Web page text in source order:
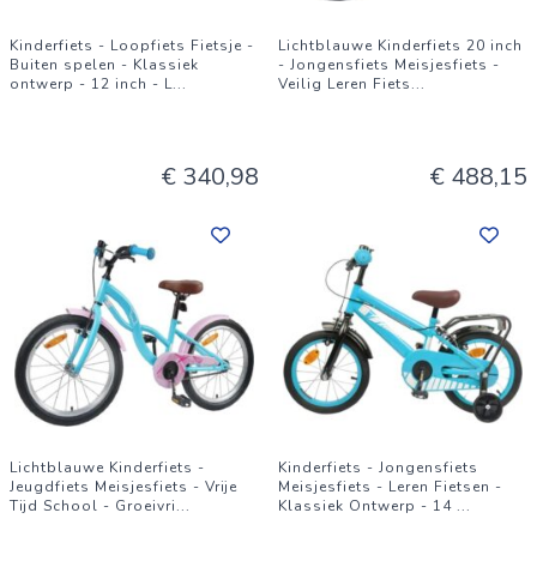
Kinderfiets - Loopfiets Fietsje -
Buiten spelen - Klassiek
ontwerp - 12 inch - L...
€ 340,98
Lichtblauwe Kinderfiets 20 inch
- Jongensfiets Meisjesfiets -
Veilig Leren Fiets...
€ 488,15
Lichtblauwe Kinderfiets -
Jeugdfiets Meisjesfiets - Vrije
Tijd School - Groeivri...
Kinderfiets - Jongensfiets
Meisjesfiets - Leren Fietsen -
Klassiek Ontwerp - 14 ...